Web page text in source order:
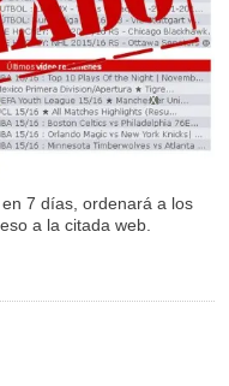
7 días, ordenará a los
a la citada web.
X